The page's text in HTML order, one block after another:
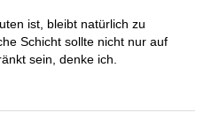
ist, bleibt natürlich zu
Schicht sollte nicht nur auf
sein, denke ich.